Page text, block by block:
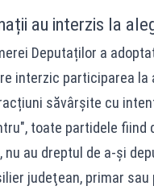
au interzis la
Deputaților a
interzic participarea
săvârșite cu
toate partidele fiind
nu au dreptul de a-și
judeţean, primar